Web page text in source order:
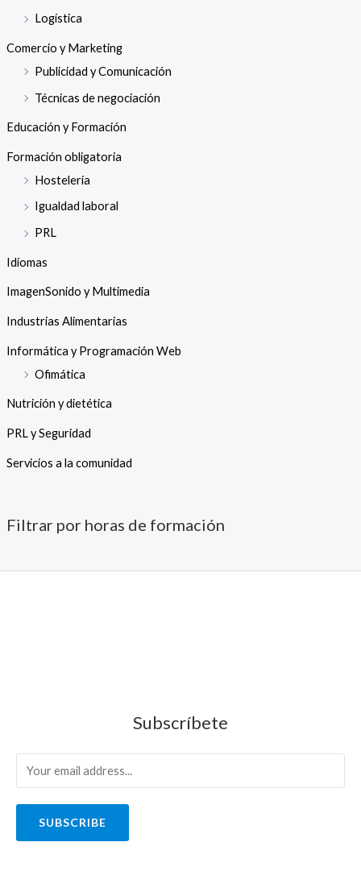
Logística
Comercio y Marketing
Publicidad y Comunicación
Técnicas de negociación
Educación y Formación
Formación obligatoria
Hostelería
Igualdad laboral
PRL
Idiomas
ImagenSonido y Multimedia
Industrias Alimentarias
Informática y Programación Web
Ofimática
Nutrición y dietética
PRL y Seguridad
Servicios a la comunidad
Filtrar por horas de formación
Subscríbete
SUBSCRIBE